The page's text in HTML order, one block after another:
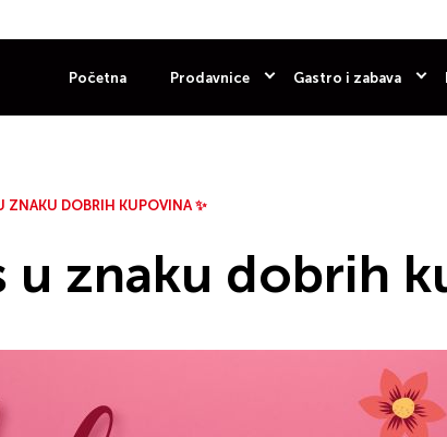
Početna Prodavnice Gastro i zabava
ZNAKU DOBRIH KUPOVINA ✨
u znaku dobrih